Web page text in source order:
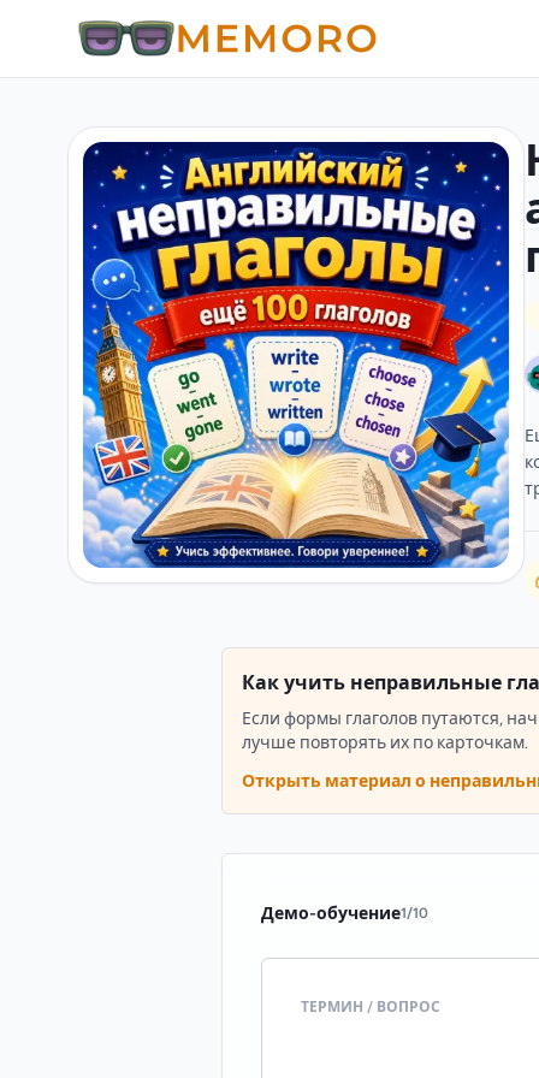
Как учить неправильные
Если формы глаголов путаются,
лучше повторять их по карточкам.
Открыть материал о
Демо-обучение1/10
ТЕРМИН / ВОПРОС